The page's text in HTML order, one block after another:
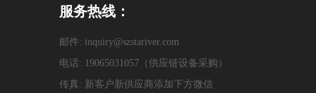
服务热线：
邮件: inquiry@szstariver.com
电话: 19065031057（供应链设备采购）
传真: 新客户新供应商添加下方微信